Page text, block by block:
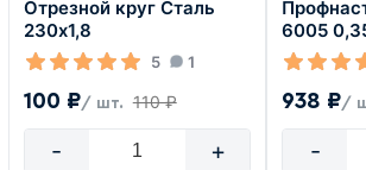
Отрезной круг Сталь
230х1,8
5 1
100 ₽/ шт. 110 ₽
- +
6005
938 ₽/
-